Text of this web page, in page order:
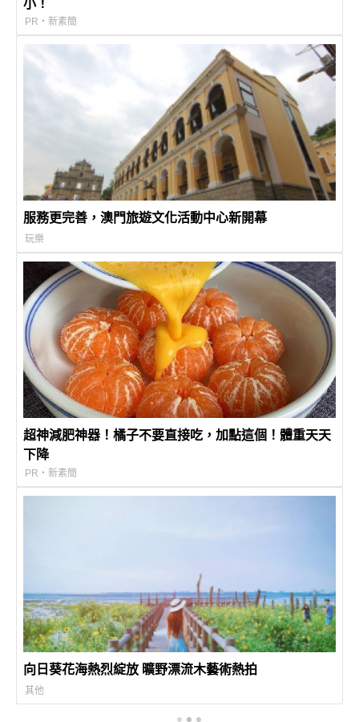
小！
PR・新素簡
服務更完善，澳門旅遊文化活動中心新開幕
玩樂
超神減肥神器！橘子不要直接吃，加點這個！體重天天
下降
PR・新素簡
向日葵花海熱烈綻放 曠野漂流木藝術熱拍
其他